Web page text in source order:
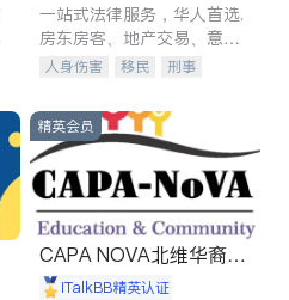
一站式法律服务，华人首选.
房东房客、地产交易、意外
伤害、车祸重伤、商业诉
建筑合同、刑事案件全包办
人身伤害 移民
刑事
信托/遗嘱
商业
索赔
律师-其它 保释
精英会员
CAPA NOVA北维华裔家
长会iTalkBB精英认证